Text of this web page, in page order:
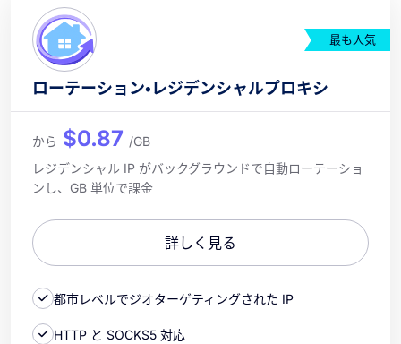
最も人気
ローテーション・レジデンシャルプロキシ
から $0.87 /GB
レジデンシャル IP がバックグラウンドで自動ローテーショ
ンし、GB 単位で課金
詳しく見る
都市レベルでジオターゲティングされた IP
HTTP と SOCKS5 対応